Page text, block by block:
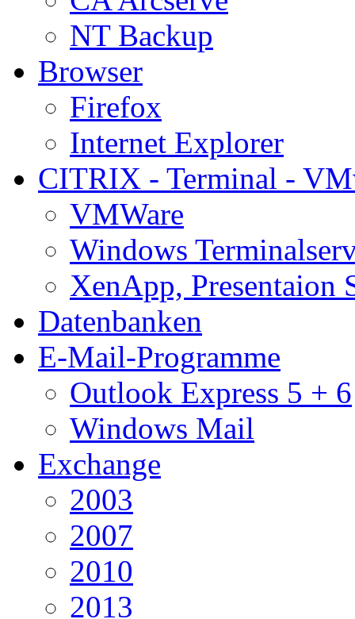
NT Backup
Browser
Firefox
Internet Explorer
CITRIX - Terminal -
VMWare
Windows
XenApp, Presentaion
Datenbanken
E-Mail-Programme
Outlook Express 5 + 6
Windows Mail
Exchange
2003
2007
2010
2013